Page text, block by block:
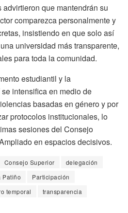
que mantendrán su
comparezca personalmente y
insistiendo en que solo así
universidad más transparente,
para toda la comunidad.
estudiantil y la
intensifica en medio de
basadas en género y por
protocolos institucionales, lo
sesiones del Consejo
en espacios decisivos.
Consejo Superior
delegación
Patiño
Participación
temporal
transparencia